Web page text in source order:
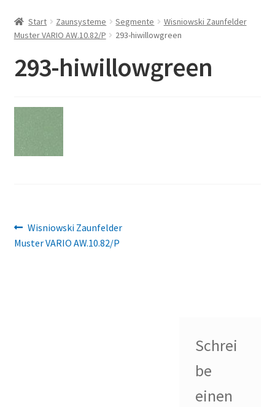
Start Zaunsysteme Segmente
Wisniowski Zaunfelder
Muster VARIO AW.10.82/P
293-hiwillowgreen
293-hiwillowgreen
Beitragsnavigation
Vorheriger
Beitrag:
Wisniowski Zaunfelder
Muster VARIO AW.10.82/P
Schrei
be
einen